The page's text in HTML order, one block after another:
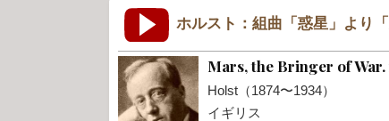
ホルスト：組曲「惑星」より
Mars, the Bringer of
Holst（1874〜1934）
イギリス